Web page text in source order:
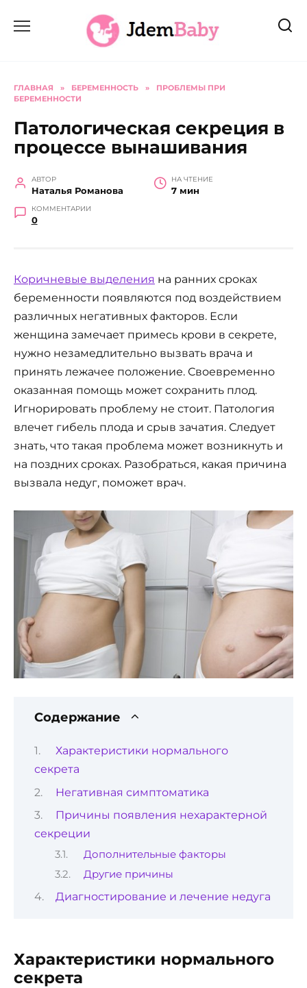
ГЛАВНАЯ » БЕРЕМЕННОСТЬ »
ПРОБЛЕМЫ ПРИ
БЕРЕМЕННОСТИ
Патологическая секреция в
процессе вынашивания
АВТОР
Наталья Романова
НА ЧТЕНИЕ
7 мин
КОММЕНТАРИИ
0
Коричневые выделения на ранних сроках
беременности появляются под воздействием
различных негативных факторов. Если
женщина замечает примесь крови в секрете,
нужно незамедлительно вызвать врача и
принять лежачее положение. Своевременно
оказанная помощь может сохранить плод.
Игнорировать проблему не стоит. Патология
влечет гибель плода и срыв зачатия. Следует
знать, что такая проблема может возникнуть и
на поздних сроках. Разобраться, какая причина
вызвала недуг, поможет врач.
Содержание
Характеристики нормального
секрета
Негативная симптоматика
Причины появления нехарактерной
секреции
Дополнительные факторы
Другие причины
Диагностирование и лечение недуга
Характеристики нормального
секрета